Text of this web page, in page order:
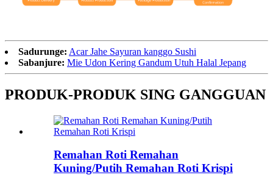
Sadurunge: Acar Jahe Sayuran kanggo Sushi
Sabanjure: Mie Udon Kering Gandum Utuh Halal Jepang
PRODUK-PRODUK SING GANGGUAN
Remahan Roti Remahan
Kuning/Putih Remahan Roti Krispi